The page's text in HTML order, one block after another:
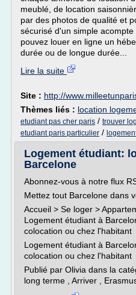
meublé, de location
par des photos de qualité et
sécurisé d'un simple
pouvez louer en ligne un
durée ou de longue durée...
Lire la suite
Site : http://
Thèmes liés : location
etudiant pas cher paris / trouver
etudiant paris particulier /
Logement étudiant:
Barcelone
Abonnez-vous à notre flux
Mettez tout Barcelone dans
Accueil > Se loger >
Logement étudiant à
colocation ou chez l'habitant
Logement étudiant à
colocation ou chez l'habitant
Publié par Olivia dans la
long terme , Arriver ,